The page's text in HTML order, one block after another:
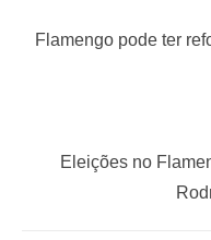
P
Flamengo pode ter
Eleições no